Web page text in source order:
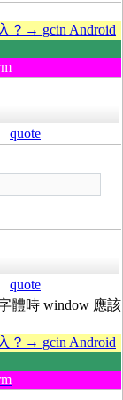
？→ gcin Android
quote
quote
體時 window 應該
？→ gcin Android